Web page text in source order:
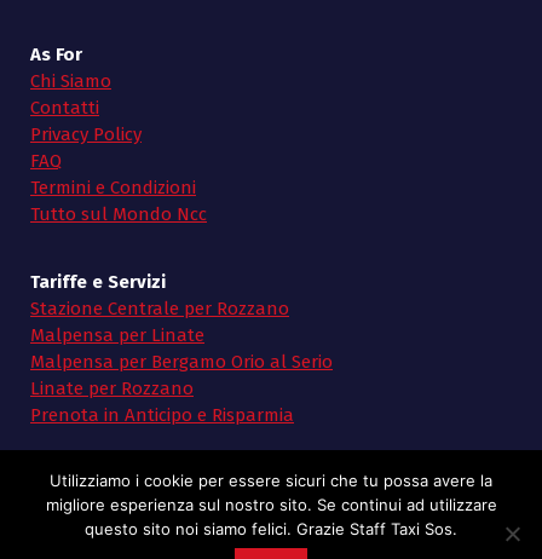
As For
Chi Siamo
Contatti
Privacy Policy
FAQ
Termini e Condizioni
Tutto sul Mondo Ncc
Tariffe e Servizi
Stazione Centrale per Rozzano
Malpensa per Linate
Malpensa per Bergamo Orio al Serio
Linate per Rozzano
Prenota in Anticipo e Risparmia
Utilizziamo i cookie per essere sicuri che tu possa avere la
migliore esperienza sul nostro sito. Se continui ad utilizzare
questo sito noi siamo felici. Grazie Staff Taxi Sos.